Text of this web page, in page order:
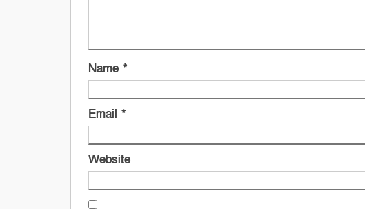
Name *
Email *
Website